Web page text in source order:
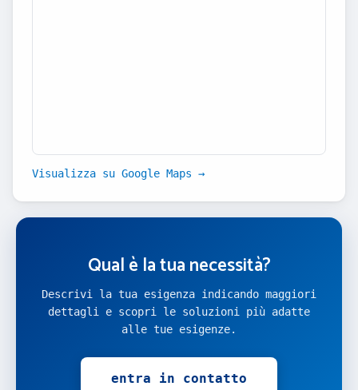
Visualizza su Google Maps →
Qual è la tua necessità?
Descrivi la tua esigenza indicando maggiori
dettagli e scopri le soluzioni più adatte
alle tue esigenze.
entra in contatto